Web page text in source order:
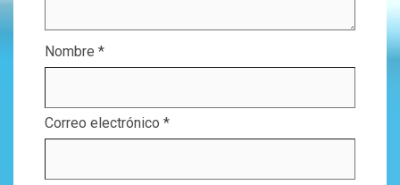
Nombre *
Correo electrónico *